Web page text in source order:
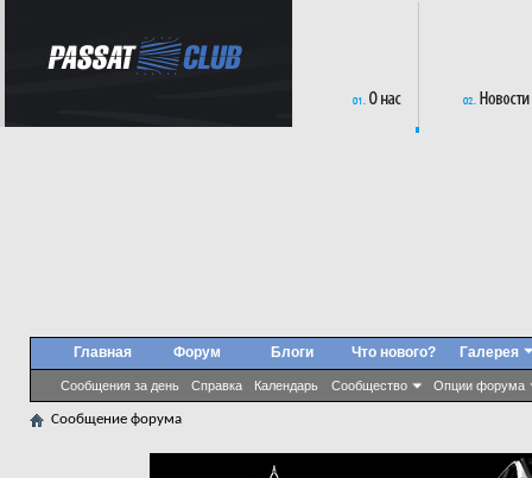
Главная Форум
Сообщения за день Справка Календарь Сообщество Опции форума
Блоги Что нового? Галерея
Сообщение форума